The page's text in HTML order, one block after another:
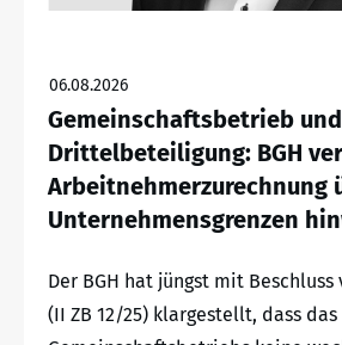
06.08.2026
Gemeinschaftsbetrieb und
Drittelbeteiligung: BGH
Arbeitnehmerzurechnung
Unternehmensgrenzen
Der BGH hat jüngst mit Beschluss
(II ZB 12/25) klargestellt, dass